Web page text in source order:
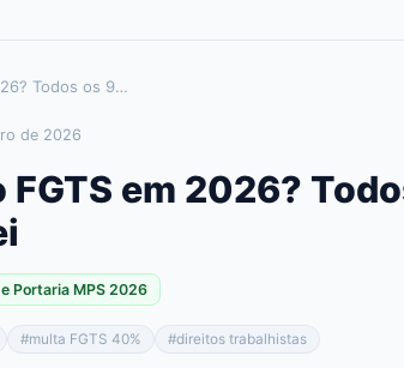
Todos os 9…
de 2026
em 2026?
Portaria MPS 2026
#multa FGTS 40% #direitos trabalhistas